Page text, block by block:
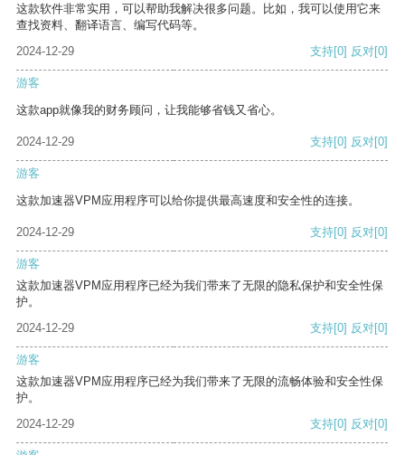
这款软件非常实用，可以帮助我解决很多问题。比如，我可以使用它来
查找资料、翻译语言、编写代码等。
2024-12-29
支持[0] 反对[0]
游客
这款app就像我的财务顾问，让我能够省钱又省心。
2024-12-29 支持[0] 反对[0]
游客
这款加速器VPM应用程序可以给你提供最高速度和安全性的连接。
2024-12-29 支持[0] 反对[0]
游客
这款加速器VPM应用程序已经为我们带来了无限的隐私保护和安全性保
护。
2024-12-29
支持[0] 反对[0]
游客
这款加速器VPM应用程序已经为我们带来了无限的流畅体验和安全性保
护。
2024-12-29
支持[0] 反对[0]